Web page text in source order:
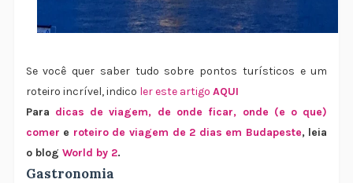
Se você quer saber tudo sobre pontos turísticos e um
roteiro incrível, indico ler este artigo AQUI
Para dicas de viagem, de onde ficar, onde (e o que)
comer e roteiro de viagem de 2 dias em Budapeste, leia
o blog World by 2.
Gastronomia